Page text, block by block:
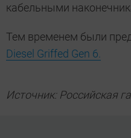
кабельными
Тем временем были
Diesel Griffed Gen 6.
Источник: Российская